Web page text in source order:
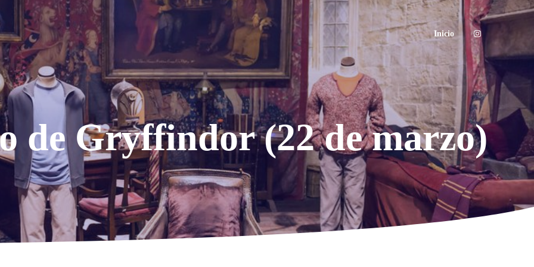
Inicio
de Gryffindor (22 de marzo)